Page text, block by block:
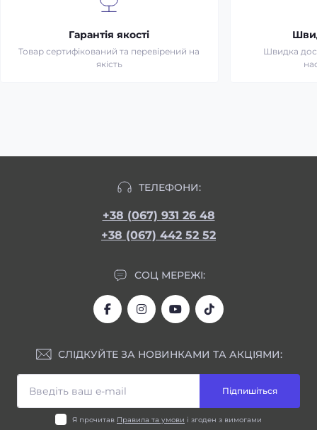
Гарантія якості
Товар сертифікований та перевірений на
якість
Швидка
ТЕЛЕФОНИ:
+38 (067) 931 26 48
+38 (067) 442 52 52
СОЦ МЕРЕЖІ:
СЛІДКУЙТЕ ЗА НОВИНКАМИ ТА АКЦІЯМИ:
Підпишіться
Я прочитав Правила та умови і згоден з вимогами